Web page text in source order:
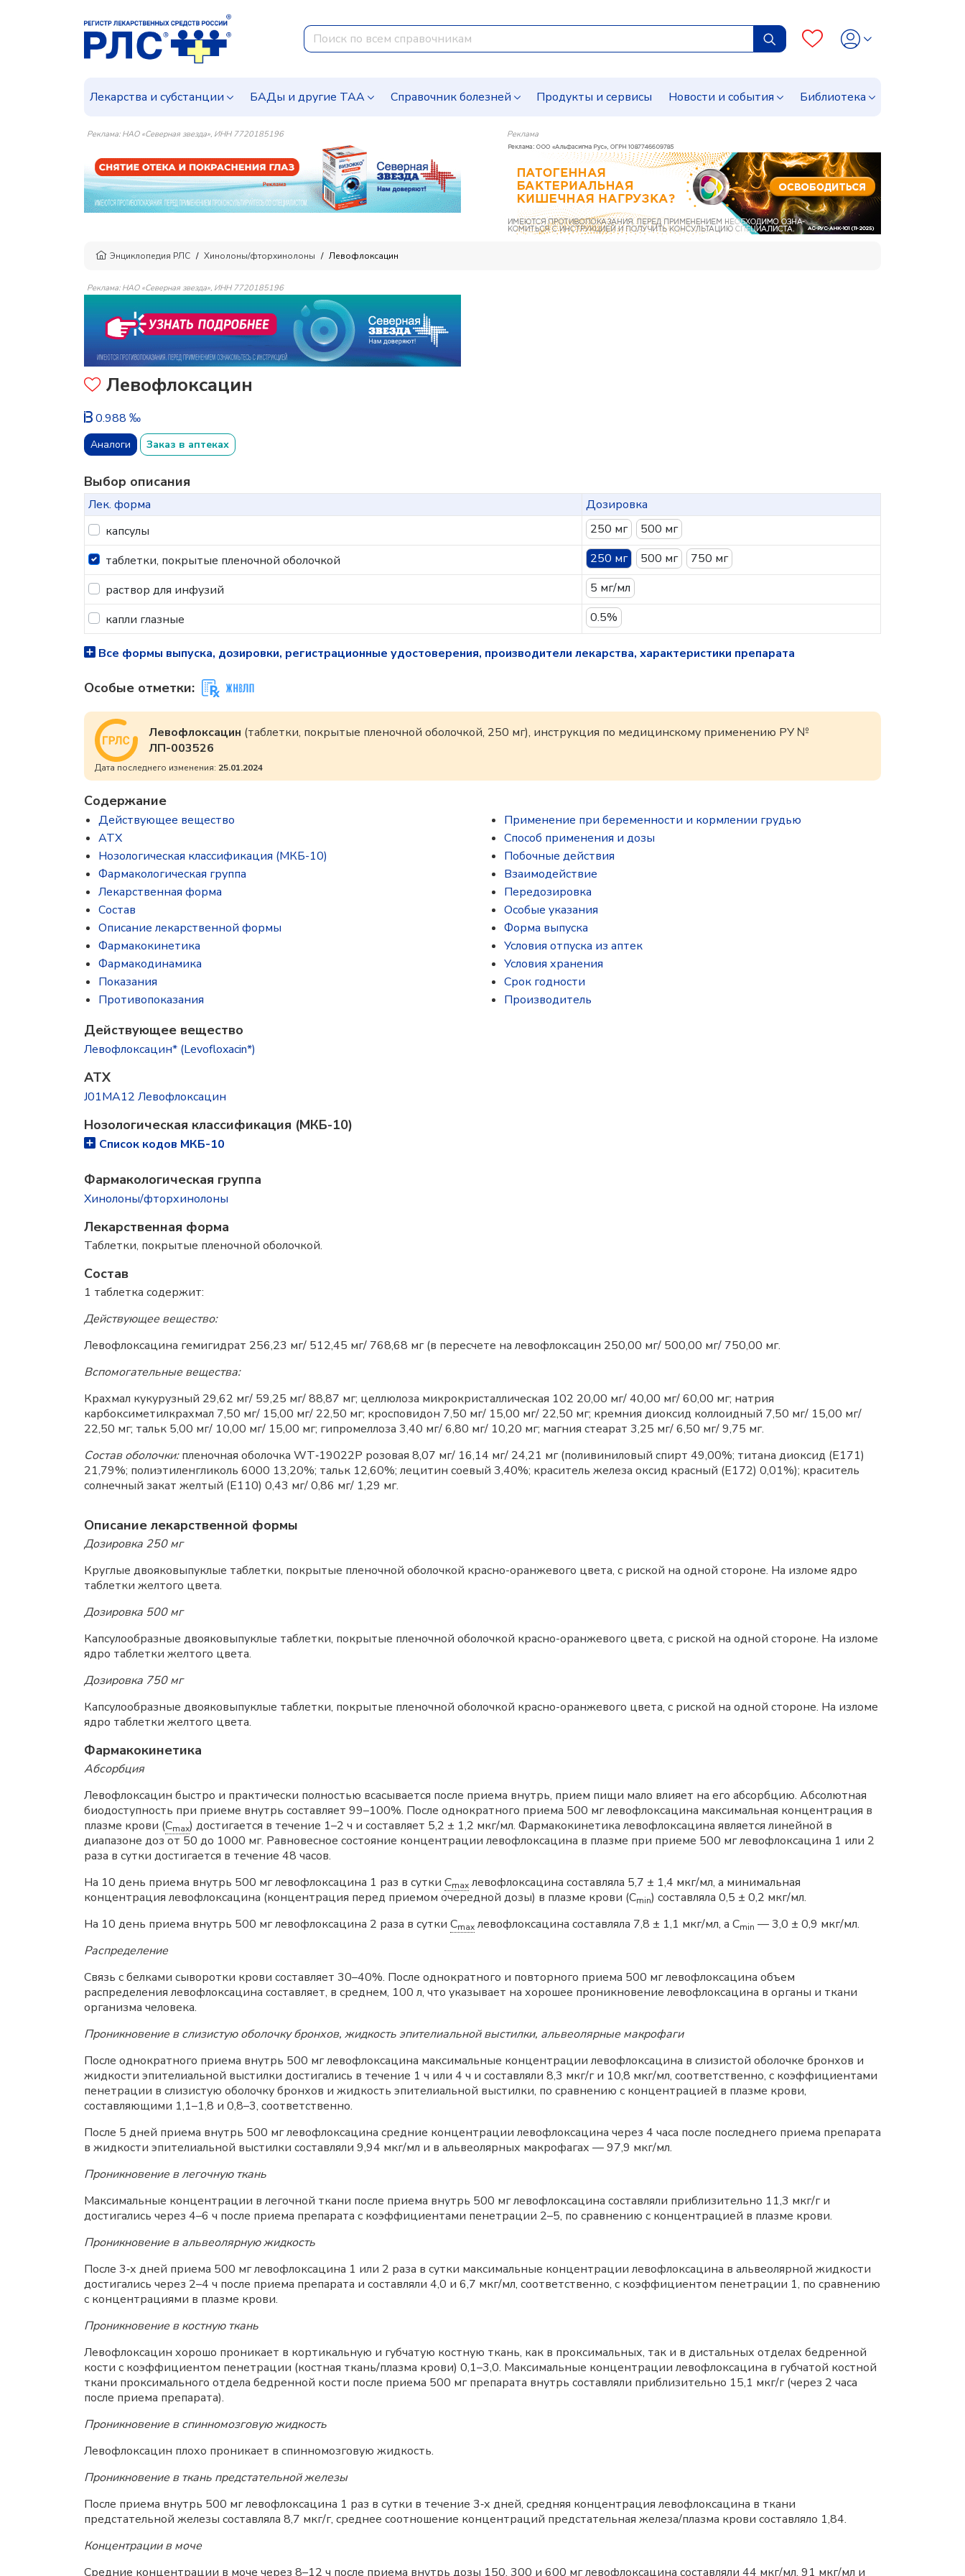
Лекарства и субстанции БАДы и другие ТАА Справочник болезней Продукты и сервисы Новости и события Библиотека
Реклама: НАО «Северная звезда», ИНН 7720185196 Реклама
Энциклопедия РЛС Хинолоны/фторхинолоны Левофлоксацин
Реклама: НАО «Северная звезда», ИНН 7720185196
Левофлоксацин
0.988 ‰
Аналоги Заказ в аптеках
Выбор описания
Лек. форма
Дозировка
капсулы
250 мг
500 мг
таблетки, покрытые пленочной оболочкой
250 мг 500 мг
750 мг
раствор для инфузий
5 мг/мл
капли глазные
0.5%
Все формы выпуска, дозировки, регистрационные удостоверения, производители лекарства, характеристики препарата
Особые отметки:
Левофлоксацин (таблетки, покрытые пленочной оболочкой, 250 мг), инструкция по медицинскому применению РУ №
ЛП-003526
Дата последнего изменения: 25.01.2024
Содержание
Действующее вещество
ATX
Нозологическая классификация (МКБ-10)
Фармакологическая группа
Лекарственная форма
Состав
Описание лекарственной формы
Фармакокинетика
Фармакодинамика
Показания
Противопоказания
Применение при беременности и кормлении грудью
Способ применения и дозы
Побочные действия
Взаимодействие
Передозировка
Особые указания
Форма выпуска
Условия отпуска из аптек
Условия хранения
Срок годности
Производитель
Действующее вещество
Левофлоксацин* (Levofloxacin*)
ATX
J01MA12 Левофлоксацин
Нозологическая классификация (МКБ-10)
Список кодов МКБ-10
Фармакологическая группа
Хинолоны/фторхинолоны
Лекарственная форма
Таблетки, покрытые пленочной оболочкой.
Состав
1 таблетка содержит:
Действующее вещество:
Левофлоксацина гемигидрат 256,23 мг/ 512,45 мг/ 768,68 мг (в пересчете на левофлоксацин 250,00 мг/ 500,00 мг/ 750,00 мг.
Вспомогательные вещества:
Крахмал кукурузный 29,62 мг/ 59,25 мг/ 88,87 мг; целлюлоза микрокристаллическая 102 20,00 мг/ 40,00 мг/ 60,00 мг; натрия
карбоксиметилкрахмал 7,50 мг/ 15,00 мг/ 22,50 мг; кросповидон 7,50 мг/ 15,00 мг/ 22,50 мг; кремния диоксид коллоидный 7,50 мг/ 15,00 мг/
22,50 мг; тальк 5,00 мг/ 10,00 мг/ 15,00 мг; гипромеллоза 3,40 мг/ 6,80 мг/ 10,20 мг; магния стеарат 3,25 мг/ 6,50 мг/ 9,75 мг.
Состав оболочки:пленочная оболочка WT‑19022P розовая 8,07 мг/ 16,14 мг/ 24,21 мг (поливиниловый спирт 49,00%; титана диоксид (E171)
21,79%; полиэтиленгликоль 6000 13,20%; тальк 12,60%; лецитин соевый 3,40%; краситель железа оксид красный (E172) 0,01%); краситель
солнечный закат желтый (E110) 0,43 мг/ 0,86 мг/ 1,29 мг.
Описание лекарственной формы
Дозировка 250 мг
Круглые двояковыпуклые таблетки, покрытые пленочной оболочкой красно-оранжевого цвета, с риской на одной стороне. На изломе ядро
таблетки желтого цвета.
Дозировка 500 мг
Капсулообразные двояковыпуклые таблетки, покрытые пленочной оболочкой красно-оранжевого цвета, с риской на одной стороне. На изломе
ядро таблетки желтого цвета.
Дозировка 750 мг
Капсулообразные двояковыпуклые таблетки, покрытые пленочной оболочкой красно-оранжевого цвета, с риской на одной стороне. На изломе
ядро таблетки желтого цвета.
Фармакокинетика
Абсорбция
Левофлоксацин быстро и практически полностью всасывается после приема внутрь, прием пищи мало влияет на его абсорбцию. Абсолютная
биодоступность при приеме внутрь составляет 99–100%. После однократного приема 500 мг левофлоксацина максимальная концентрация в
плазме крови (Cmax) достигается в течение 1–2 ч и составляет 5,2 ± 1,2 мкг/мл. Фармакокинетика левофлоксацина является линейной в
диапазоне доз от 50 до 1000 мг. Равновесное состояние концентрации левофлоксацина в плазме при приеме 500 мг левофлоксацина 1 или 2
раза в сутки достигается в течение 48 часов.
На 10 день приема внутрь 500 мг левофлоксацина 1 раз в сутки Cmax левофлоксацина составляла 5,7 ± 1,4 мкг/мл, а минимальная
концентрация левофлоксацина (концентрация перед приемом очередной дозы) в плазме крови (Cmin) составляла 0,5 ± 0,2 мкг/мл.
На 10 день приема внутрь 500 мг левофлоксацина 2 раза в сутки Cmax левофлоксацина составляла 7,8 ± 1,1 мкг/мл, a Cmin — 3,0 ± 0,9 мкг/мл.
Распределение
Связь с белками сыворотки крови составляет 30–40%. После однократного и повторного приема 500 мг левофлоксацина объем
распределения левофлоксацина составляет, в среднем, 100 л, что указывает на хорошее проникновение левофлоксацина в органы и ткани
организма человека.
Проникновение в слизистую оболочку бронхов, жидкость эпителиальной выстилки, альвеолярные макрофаги
После однократного приема внутрь 500 мг левофлоксацина максимальные концентрации левофлоксацина в слизистой оболочке бронхов и
жидкости эпителиальной выстилки достигались в течение 1 ч или 4 ч и составляли 8,3 мкг/г и 10,8 мкг/мл, соответственно, с коэффициентами
пенетрации в слизистую оболочку бронхов и жидкость эпителиальной выстилки, по сравнению с концентрацией в плазме крови,
составляющими 1,1–1,8 и 0,8–3, соответственно.
После 5 дней приема внутрь 500 мг левофлоксацина средние концентрации левофлоксацина через 4 часа после последнего приема препарата
в жидкости эпителиальной выстилки составляли 9,94 мкг/мл и в альвеолярных макрофагах — 97,9 мкг/мл.
Проникновение в легочную ткань
Максимальные концентрации в легочной ткани после приема внутрь 500 мг левофлоксацина составляли приблизительно 11,3 мкг/г и
достигались через 4–6 ч после приема препарата с коэффициентами пенетрации 2–5, по сравнению с концентрацией в плазме крови.
Проникновение в альвеолярную жидкость
После 3‑х дней приема 500 мг левофлоксацина 1 или 2 раза в сутки максимальные концентрации левофлоксацина в альвеолярной жидкости
достигались через 2–4 ч после приема препарата и составляли 4,0 и 6,7 мкг/мл, соответственно, с коэффициентом пенетрации 1, по сравнению
с концентрациями в плазме крови.
Проникновение в костную ткань
Левофлоксацин хорошо проникает в кортикальную и губчатую костную ткань, как в проксимальных, так и в дистальных отделах бедренной
кости с коэффициентом пенетрации (костная ткань/плазма крови) 0,1–3,0. Максимальные концентрации левофлоксацина в губчатой костной
ткани проксимального отдела бедренной кости после приема 500 мг препарата внутрь составляли приблизительно 15,1 мкг/г (через 2 часа
после приема препарата).
Проникновение в спинномозговую жидкость
Левофлоксацин плохо проникает в спинномозговую жидкость.
Проникновение в ткань предстательной железы
После приема внутрь 500 мг левофлоксацина 1 раз в сутки в течение 3‑х дней, средняя концентрация левофлоксацина в ткани
предстательной железы составляла 8,7 мкг/г, среднее соотношение концентраций предстательная железа/плазма крови составляло 1,84.
Концентрации в моче
Средние концентрации в моче через 8–12 ч после приема внутрь дозы 150, 300 и 600 мг левофлоксацина составляли 44 мкг/мл, 91 мкг/мл и